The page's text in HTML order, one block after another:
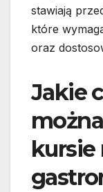
stawiają
które
oraz
Jakie
kursie